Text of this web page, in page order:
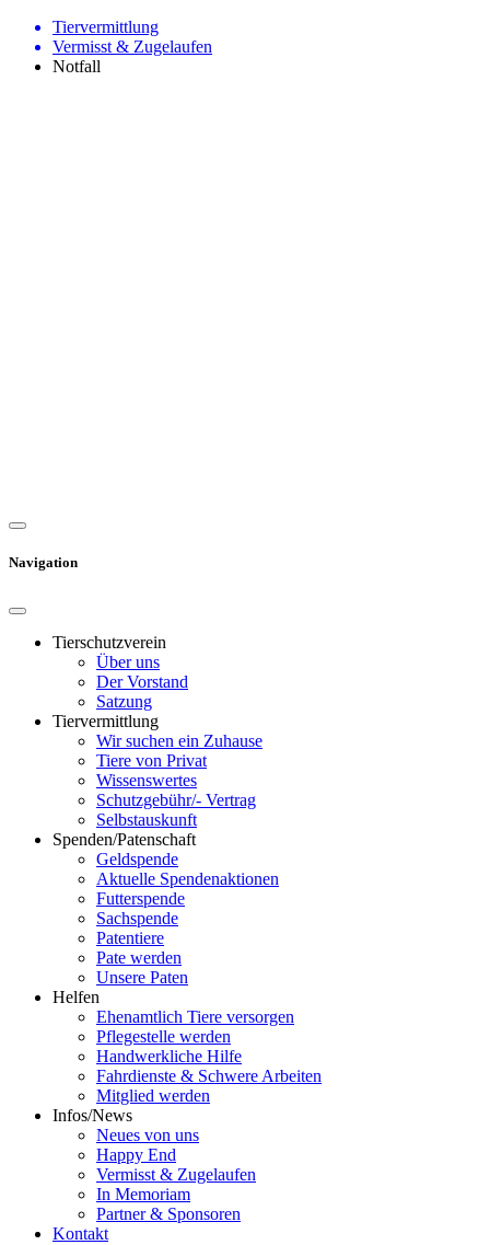
Tiervermittlung
Vermisst & Zugelaufen
Notfall
Navigation
Tierschutzverein
Über uns
Der Vorstand
Satzung
Tiervermittlung
Wir suchen ein Zuhause
Tiere von Privat
Wissenswertes
Schutzgebühr/- Vertrag
Selbstauskunft
Spenden/Patenschaft
Geldspende
Aktuelle Spendenaktionen
Futterspende
Sachspende
Patentiere
Pate werden
Unsere Paten
Helfen
Ehenamtlich Tiere versorgen
Pflegestelle werden
Handwerkliche Hilfe
Fahrdienste & Schwere Arbeiten
Mitglied werden
Infos/News
Neues von uns
Happy End
Vermisst & Zugelaufen
In Memoriam
Partner & Sponsoren
Kontakt